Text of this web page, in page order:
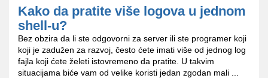
Kako da pratite više logova u jednom
shell-u?
Bez obzira da li ste odgovorni za server ili ste programer koji
koji je zadužen za razvoj, često ćete imati više od jednog log
fajla koji ćete želeti istovremeno da pratite. U takvim
situacijama biće vam od velike koristi jedan zgodan mali ...